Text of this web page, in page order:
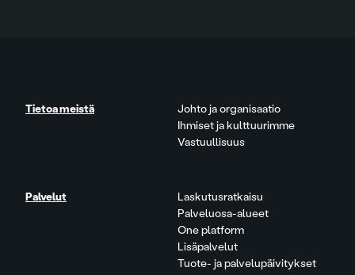
Tietoa meistä
Johto ja organisaatio
Ihmiset ja kulttuurimme
Vastuullisuus
Palvelut
Laskutusratkaisu
Palveluosa-alueet
One platform
Lisäpalvelut
Tuote- ja palvelupäivitykset